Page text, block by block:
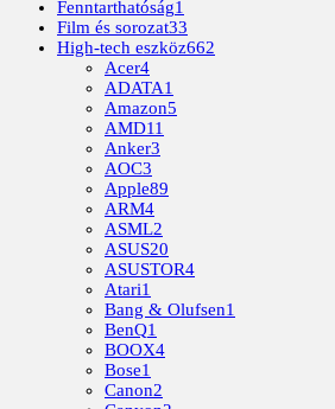
Fenntarthatóság1
Film és sorozat33
High-tech eszköz662
Acer4
ADATA1
Amazon5
AMD11
Anker3
AOC3
Apple89
ARM4
ASML2
ASUS20
ASUSTOR4
Atari1
Bang & Olufsen1
BenQ1
BOOX4
Bose1
Canon2